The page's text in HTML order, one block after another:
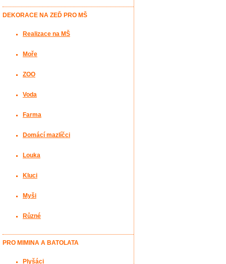
DEKORACE NA ZEĎ PRO MŠ
Realizace na MŠ
Moře
ZOO
Voda
Farma
Domácí mazlíčci
Louka
Kluci
Myši
Různé
PRO MIMINA A BATOLATA
Plyšáci